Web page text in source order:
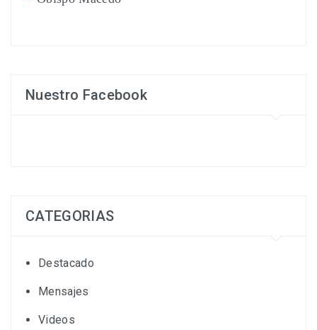
Nuestro Facebook
CATEGORIAS
Destacado
Mensajes
Videos